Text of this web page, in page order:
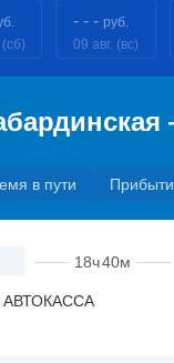
(сб)
- - - руб.
09 авг. (вс)
в пути
18ч40м
АВТОКАССА